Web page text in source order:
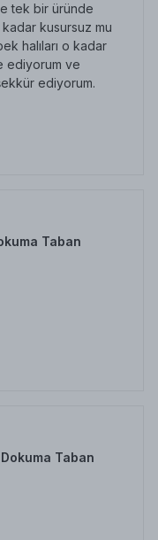
tek bir üründe
kusursuz mu
halıları o kadar
ediyorum ve
ediyorum.
Taban
Taban